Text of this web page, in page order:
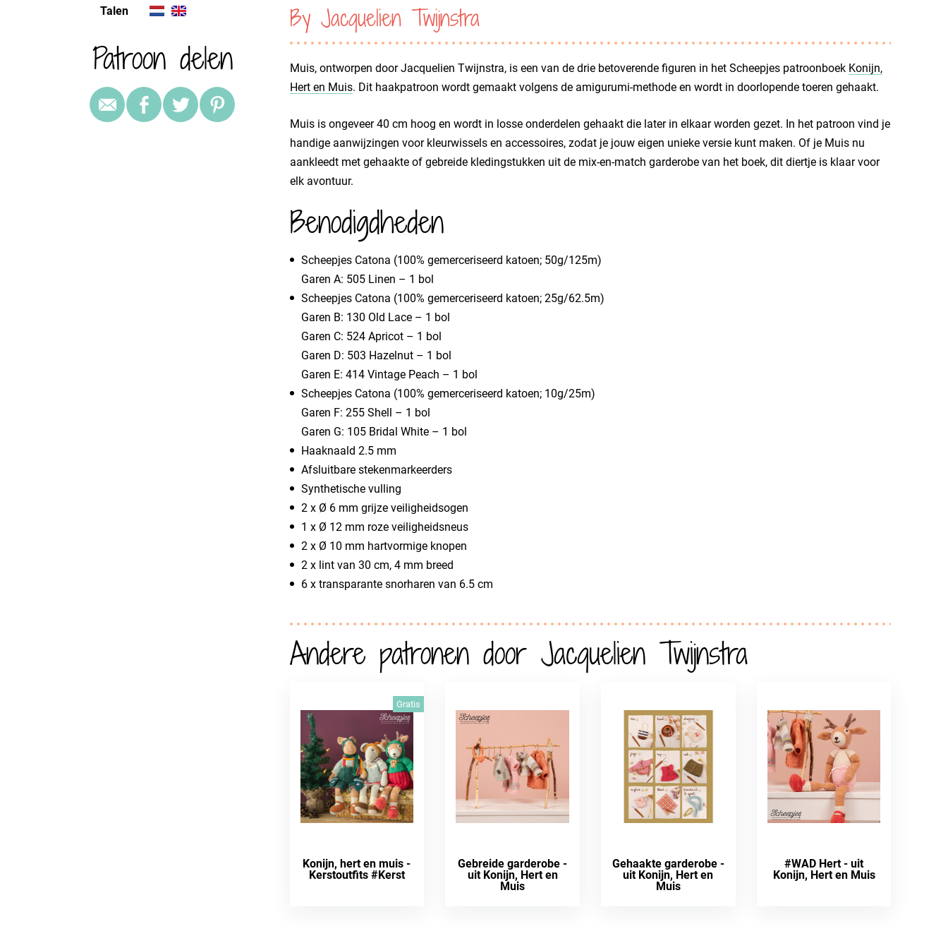
Talen
Patroon delen
By Jacquelien Twijnstra
Muis, ontworpen door Jacquelien Twijnstra, is een van de drie betoverende figuren in het Scheepjes patroonboek Konijn,
Hert en Muis. Dit haakpatroon wordt gemaakt volgens de amigurumi-methode en wordt in doorlopende toeren gehaakt.
Muis is ongeveer 40 cm hoog en wordt in losse onderdelen gehaakt die later in elkaar worden gezet. In het patroon vind je
handige aanwijzingen voor kleurwissels en accessoires, zodat je jouw eigen unieke versie kunt maken. Of je Muis nu
aankleedt met gehaakte of gebreide kledingstukken uit de mix-en-match garderobe van het boek, dit diertje is klaar voor
elk avontuur.
Benodigdheden
​Scheepjes Catona (100% gemerceriseerd katoen; 50g/125m)
​Garen A: 505 Linen – 1 bol
Scheepjes Catona (100% gemerceriseerd katoen; 25g/62.5m)
​Garen B: 130 Old Lace – 1 bol
​Garen C: 524 Apricot – 1 bol
​Garen D: 503 Hazelnut – 1 bol
​Garen E: 414 Vintage Peach – 1 bol
Scheepjes Catona (100% gemerceriseerd katoen; 10g/25m)
​Garen F: 255 Shell – 1 bol
​Garen G: 105 Bridal White – 1 bol
Haaknaald 2.5 mm
Afsluitbare stekenmarkeerders
Synthetische vulling
2 x Ø 6 mm grijze veiligheidsogen
1 x Ø 12 mm roze veiligheidsneus
2 x Ø 10 mm hartvormige knopen
2 x lint van 30 cm, 4 mm breed
6 x transparante snorharen van 6.5 cm
Andere patronen door Jacquelien Twijnstra
Gratis
Konijn, hert en muis -
Kerstoutfits #Kerst
Gebreide garderobe -
uit Konijn, Hert en
Muis
Gehaakte garderobe -
uit Konijn, Hert en
Muis
#WAD Hert - uit
Konijn, Hert en Muis